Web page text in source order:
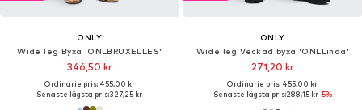
ONLY
Wide leg Byxa 'ONLBRUXELLES'
346,50 kr
Ordinarie pris: 455,00 kr
Senaste lägsta pris:327,25 kr
ONLY
Wide leg Veckad byxa 'ONLLinda'
271,20 kr
Ordinarie pris: 455,00 kr
Senaste lägsta pris:288,15 kr-5%